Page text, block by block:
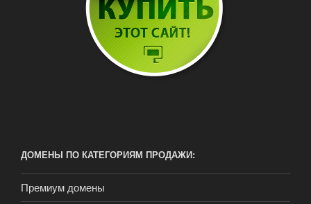
ДОМЕНЫ ПО КАТЕГОРИЯМ ПРОДАЖИ:
Премиум домены